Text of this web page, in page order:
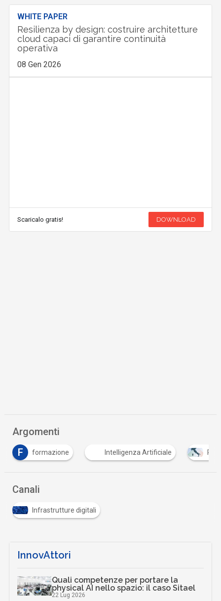
WHITE PAPER
Resilienza by design: costruire architetture
cloud capaci di garantire continuità
operativa
08 Gen 2026
Scaricalo gratis! DOWNLOAD
Argomenti
F
formazione Intelligenza Artificiale
Canali
Infrastrutture digitali
InnovAttori
Quali competenze per portare la
physical AI nello spazio: il caso Sitael
22 Lug 2026